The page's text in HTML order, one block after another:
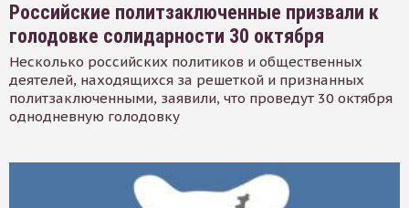
Российские политзаключенные призвали к
голодовке солидарности 30 октября
Несколько российских политиков и общественных
деятелей, находящихся за решеткой и признанных
политзаключенными, заявили, что проведут 30 октября
однодневную голодовку